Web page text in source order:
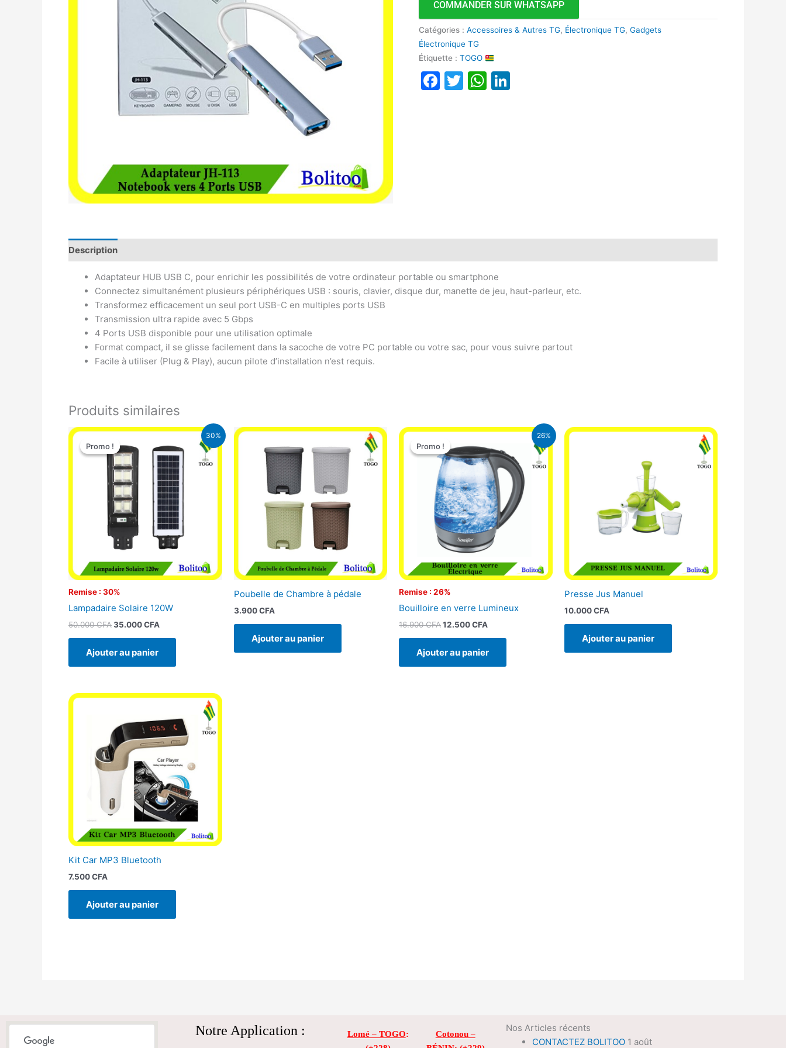
USB
COMMANDER SUR WHATSAPP
Catégories :Accessoires & Autres TG, Électronique TG,Gadgets
Électronique TG
Étiquette :TOGO
Facebook
TwitterWhatsApp
Description
Adaptateur HUB USB C, pour enrichir les possibilités de votre ordinateur portable ou smartphone
Connectez simultanément plusieurs périphériques USB : souris, clavier, disque dur, manette de jeu, haut-parleur, etc.
Transformez efficacement un seul port USB-C en multiples ports USB
Transmission ultra rapide avec 5 Gbps
4 Ports USB disponible pour une utilisation optimale
Format compact, il se glisse facilement dans la sacoche de votre PC portable ou votre sac, pour vous suivre partout
Facile à utiliser (Plug & Play), aucun pilote d’installation n’est requis.
Produits similaires
30%
Promo !
Remise : 30%
Promo !
Lampadaire Solaire 120W
50.000CFA
Le
initial
était :
50.000 CFA.
35.000CFA
Le
actuel
est :
35.000 CFA.
Ajouter au panier
Poubelle de Chambre à pédale
3.900CFA
Ajouter au panier
26%
Promo !
Remise : 26%
Promo !
Bouilloire en verre Lumineux
16.900CFA
Le
initial
était :
16.900 CFA.
12.500CFA
Le
actuel
est :
12.500 CFA.
Ajouter au panier
Presse Jus Manuel
10.000CFA
Ajouter au panier
Kit Car MP3 Bluetooth
7.500CFA
Ajouter au panier
Notre Application : Lomé – TOGO:
Cotonou –
Nos Articles récents
CONTACTEZ BOLITOO 1 août